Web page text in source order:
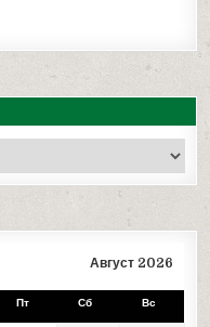
Август 2026
Пт Сб Вс